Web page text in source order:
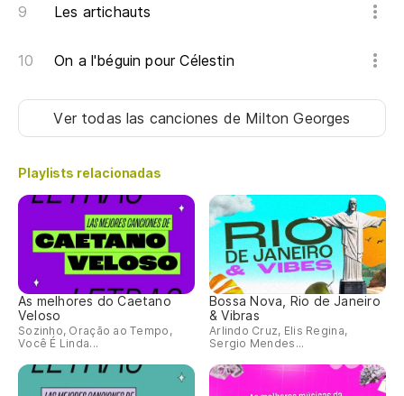
Les artichauts
On a l'béguin pour Célestin
Ver todas las canciones de Milton Georges
Playlists relacionadas
As melhores do Caetano
Veloso
Sozinho, Oração ao Tempo,
Você É Linda...
Bossa Nova, Rio de Janeiro
& Vibras
Arlindo Cruz, Elis Regina,
Sergio Mendes...